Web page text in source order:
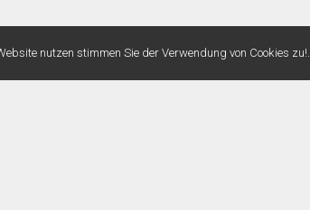
nutzen stimmen Sie der Verwendung von Cookies zu!.